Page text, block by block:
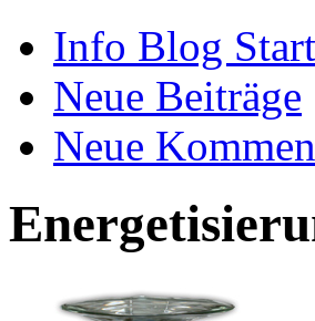
Info Blog
Neue Beiträge
Neue